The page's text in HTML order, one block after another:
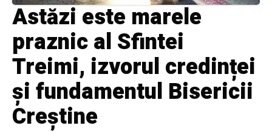
Astăzi este marele
praznic al Sfintei
Treimi, izvorul credinței
și fundamentul Bisericii
Creștine